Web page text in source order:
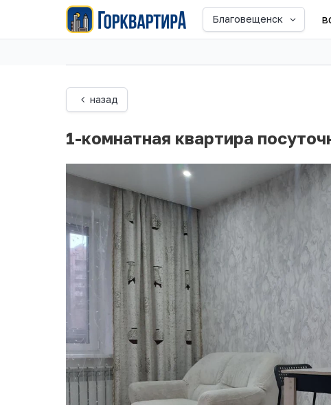
Благовещенск
назад
1-комнатная квартира